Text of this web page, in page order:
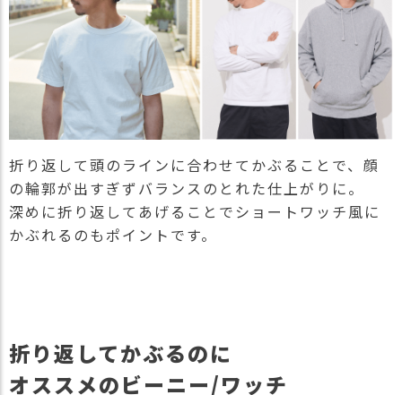
折り返して頭のラインに合わせてかぶることで、顔
の輪郭が出すぎずバランスのとれた仕上がりに。
深めに折り返してあげることでショートワッチ風に
かぶれるのもポイントです。
折り返してかぶるのに
オススメのビーニー/ワッチ